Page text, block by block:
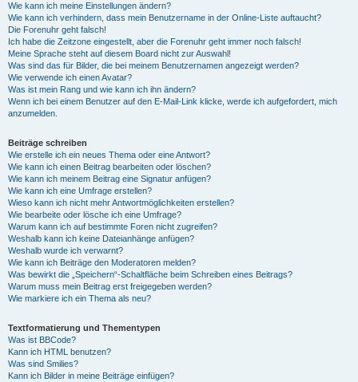
Wie kann ich meine Einstellungen ändern?
Wie kann ich verhindern, dass mein Benutzername in der Online-Liste auftaucht?
Die Forenuhr geht falsch!
Ich habe die Zeitzone eingestellt, aber die Forenuhr geht immer noch falsch!
Meine Sprache steht auf diesem Board nicht zur Auswahl!
Was sind das für Bilder, die bei meinem Benutzernamen angezeigt werden?
Wie verwende ich einen Avatar?
Was ist mein Rang und wie kann ich ihn ändern?
Wenn ich bei einem Benutzer auf den E-Mail-Link klicke, werde ich aufgefordert, mich
anzumelden.
Beiträge schreiben
Wie erstelle ich ein neues Thema oder eine Antwort?
Wie kann ich einen Beitrag bearbeiten oder löschen?
Wie kann ich meinem Beitrag eine Signatur anfügen?
Wie kann ich eine Umfrage erstellen?
Wieso kann ich nicht mehr Antwortmöglichkeiten erstellen?
Wie bearbeite oder lösche ich eine Umfrage?
Warum kann ich auf bestimmte Foren nicht zugreifen?
Weshalb kann ich keine Dateianhänge anfügen?
Weshalb wurde ich verwarnt?
Wie kann ich Beiträge den Moderatoren melden?
Was bewirkt die „Speichern“-Schaltfläche beim Schreiben eines Beitrags?
Warum muss mein Beitrag erst freigegeben werden?
Wie markiere ich ein Thema als neu?
Textformatierung und Thementypen
Was ist BBCode?
Kann ich HTML benutzen?
Was sind Smilies?
Kann ich Bilder in meine Beiträge einfügen?